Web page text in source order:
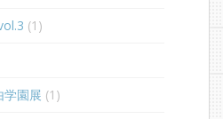
(1)
園展 (1)